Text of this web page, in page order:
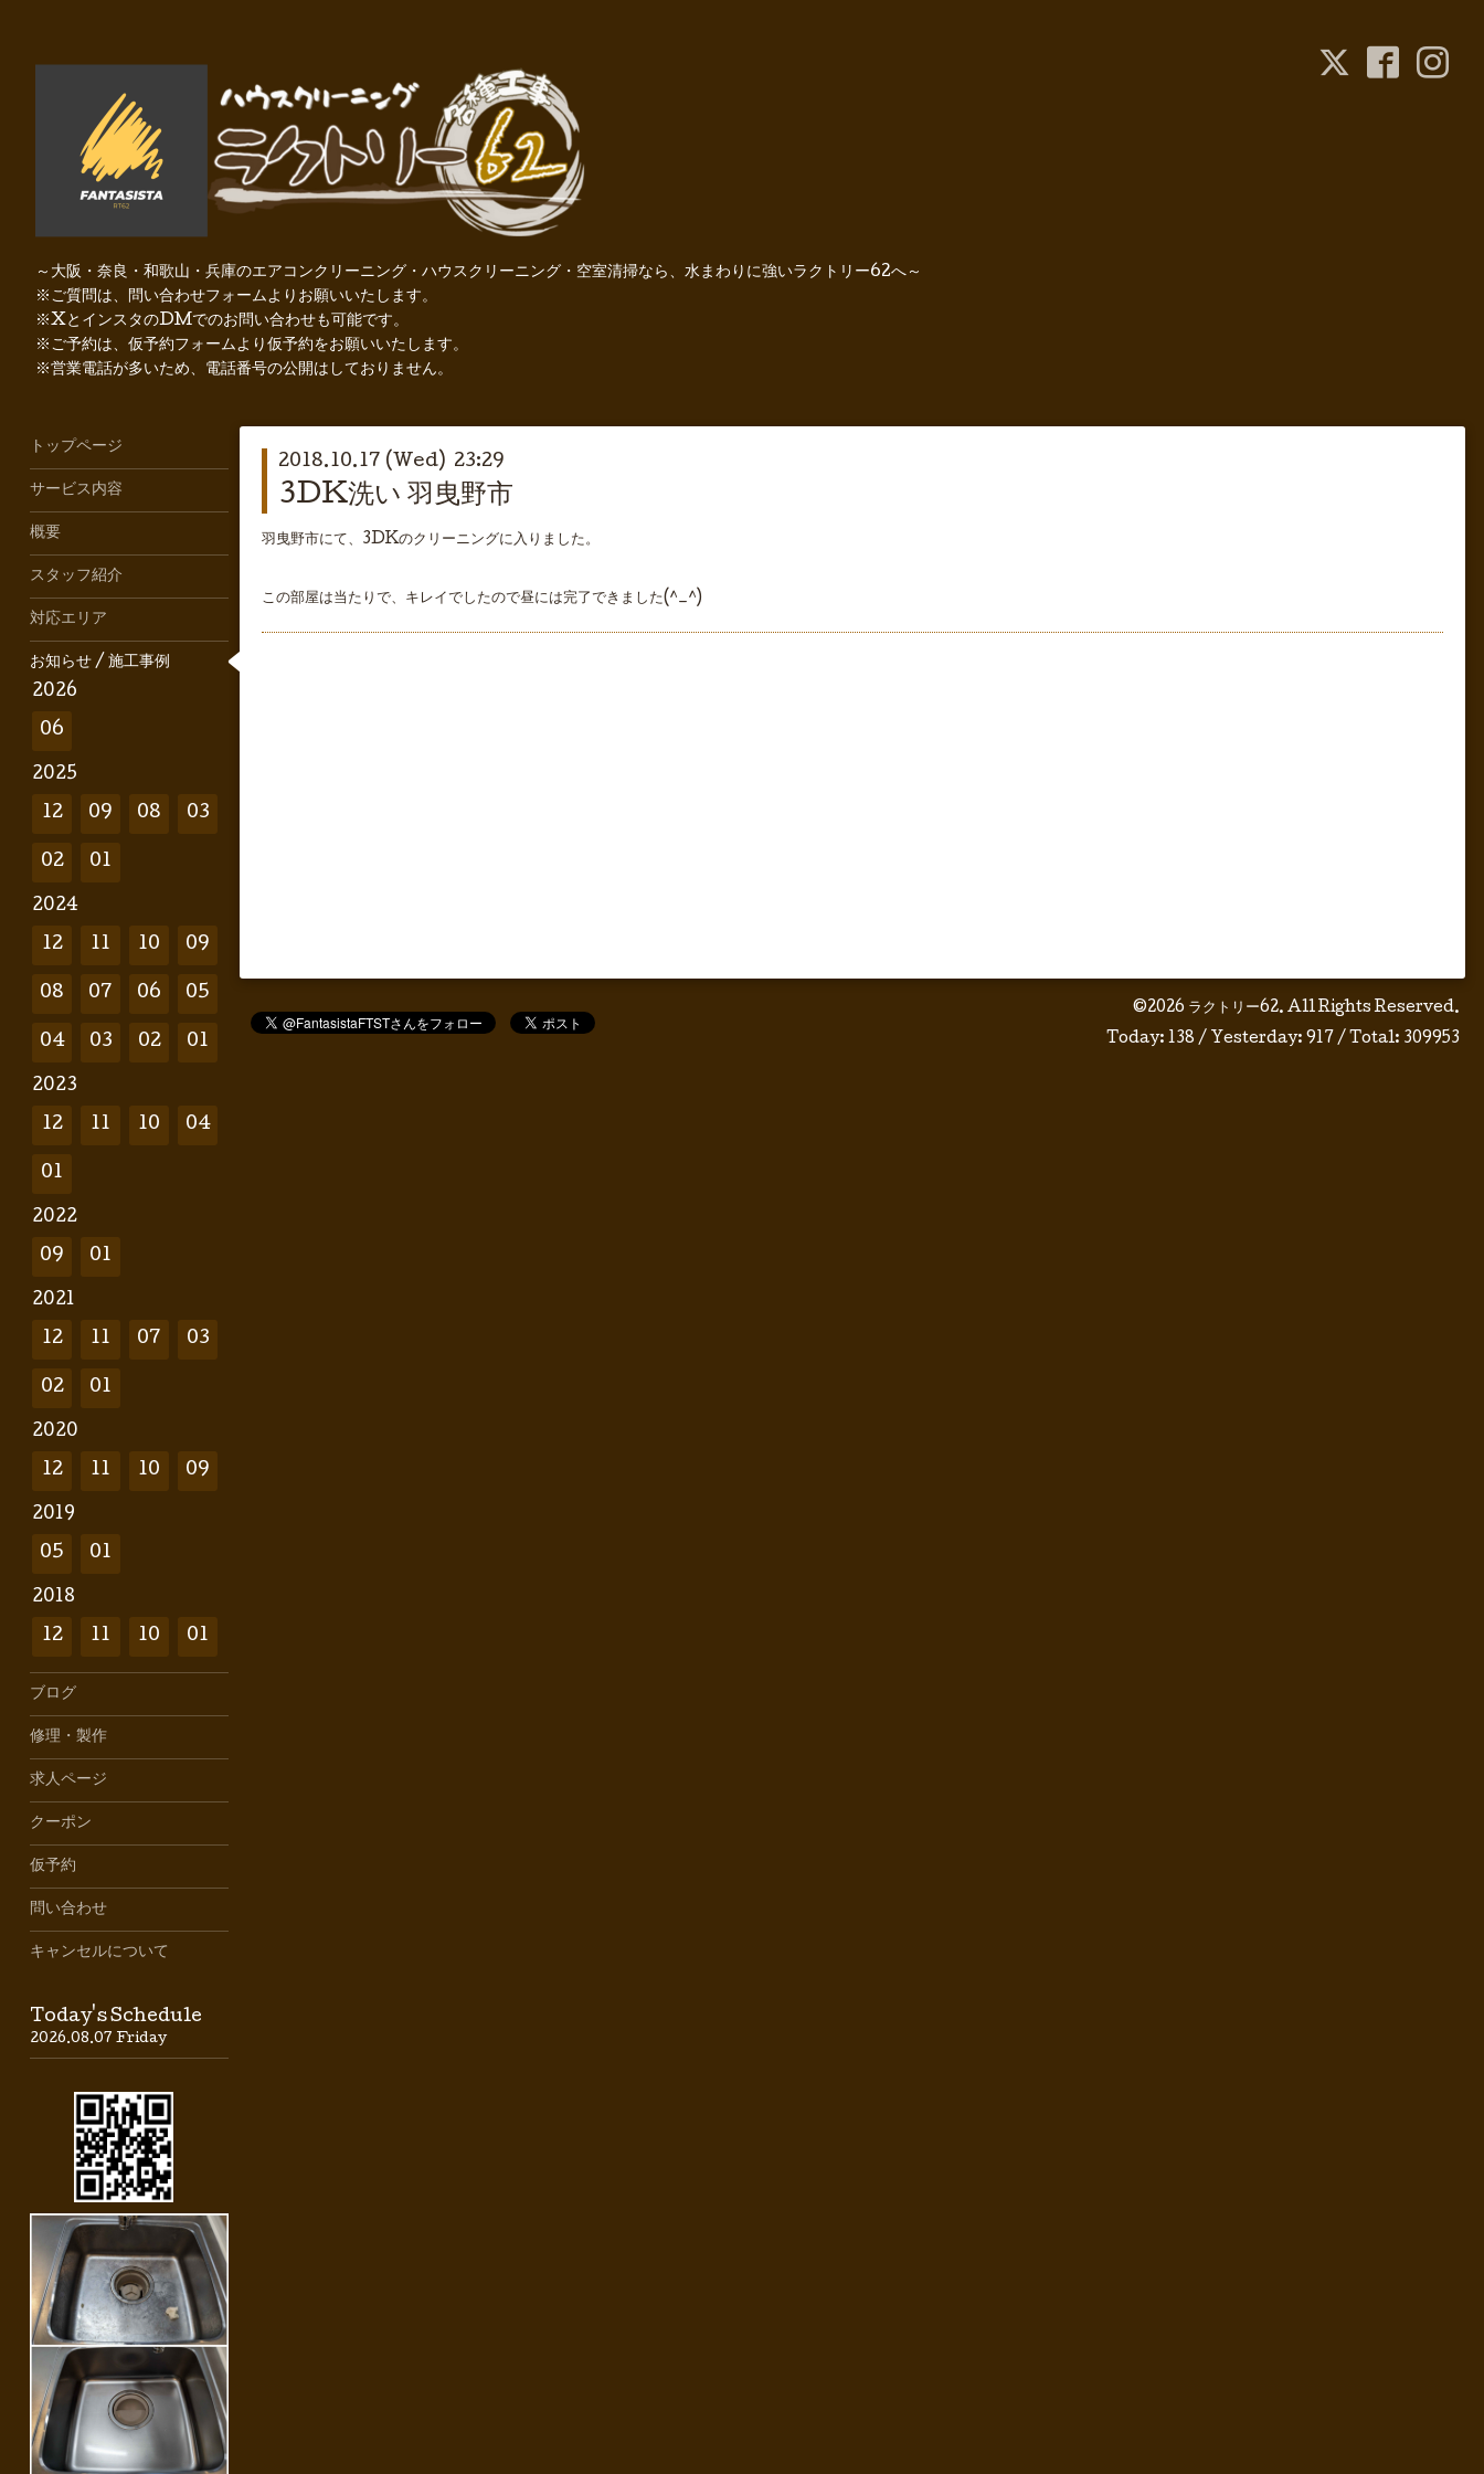
～大阪・奈良・和歌山・兵庫のエアコンクリーニング・ハウスクリーニング・空室清掃なら、水まわりに強いラクトリー62へ～
※ご質問は、問い合わせフォームよりお願いいたします。
※XとインスタのDMでのお問い合わせも可能です。
※ご予約は、仮予約フォームより仮予約をお願いいたします。
※営業電話が多いため、電話番号の公開はしておりません。
2018.10.17 (Wed) 23:29
3DK洗い 羽曳野市
羽曳野市にて、3DKのクリーニングに入りました。
この部屋は当たりで、キレイでしたので昼には完了できました(^_^)
©2026 ラクトリー62. All Rights Reserved.
Today: 138 / Yesterday: 917 / Total: 309953
トップページ
サービス内容
概要
スタッフ紹介
対応エリア
お知らせ / 施工事例
2026
06
2025
12 09 08 03
02 01
2024
12 11 10 09
08 07 06 05
04 03 02 01
2023
12 11 10 04
01
2022
09 01
2021
12 11 07 03
02 01
2020
12 11 10 09
2019
05 01
2018
12 11 10 01
ブログ
修理・製作
求人ページ
クーポン
仮予約
問い合わせ
キャンセルについて
Today's Schedule
2026.08.07 Friday